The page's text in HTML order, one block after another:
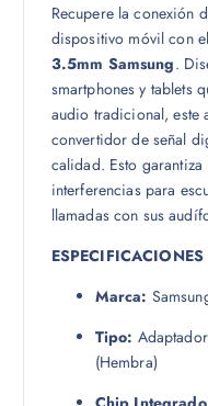
Recupere la conexión
dispositivo móvil con
3.5mm Samsung.
smartphones y tablets
audio tradicional, este
convertidor de señal
calidad. Esto
interferencias para
llamadas con sus
ESPECIFICACIONES
Marca:
Tipo:
(Hembra)